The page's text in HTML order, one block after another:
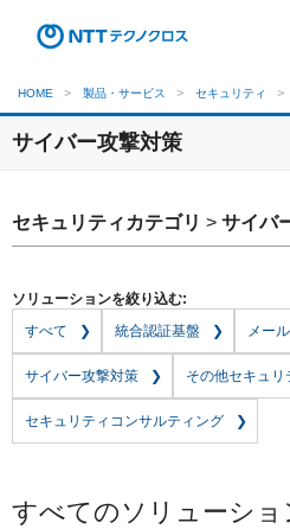
HOME 製品・サービス セキュリティ
サイバー攻撃対策
セキュリティカテゴリ > サイバ
ソリューションを絞り込む:
すべて
統合認証基盤 メー
サイバー攻撃対策 その他セキュリ
セキュリティコンサルティング
すべてのソリューショ